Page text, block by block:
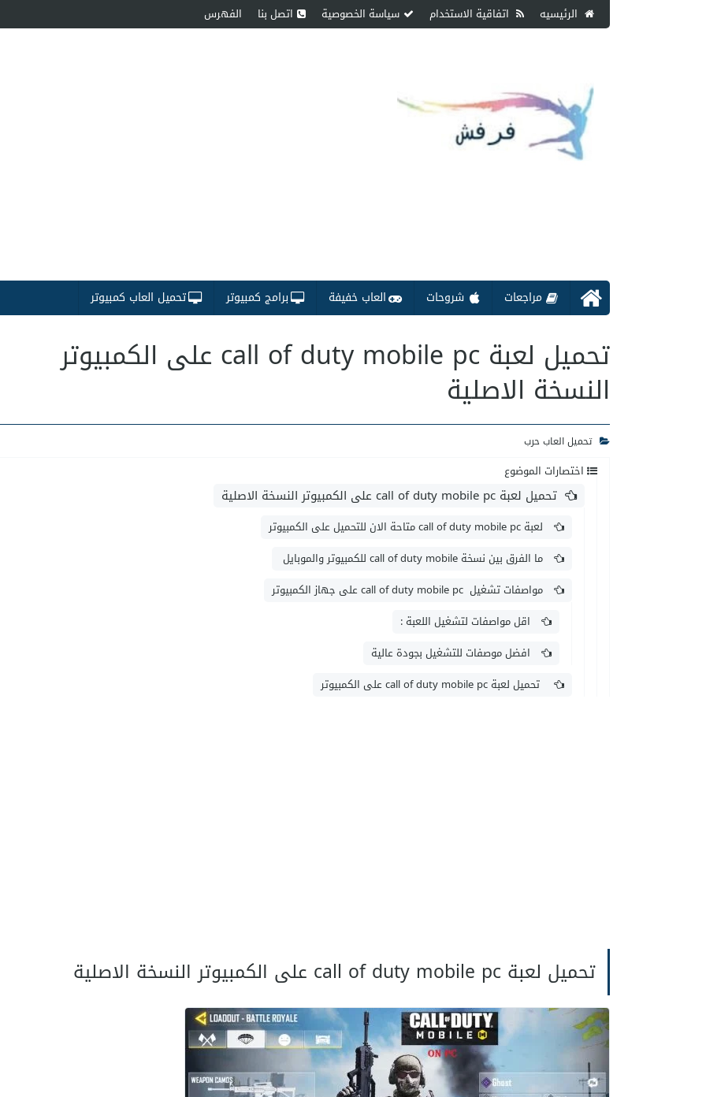
الرئيسيه اتفاقية الاستخدام سياسة الخصوصية اتصل بنا الفهرس
مراجعات شروحات العاب خفيفة برامج كمبيوتر تحميل العاب كمبيوتر
تحميل لعبة call of duty mobile pc على الكمبيوتر
النسخة الاصلية
تحميل العاب حرب
اختصارات الموضوع
تحميل لعبة call of duty mobile pc على الكمبيوتر النسخة الاصلية
لعبة call of duty mobile pc متاحة الان للتحميل على الكمبيوتر
ما الفرق بين نسخة call of duty mobile للكمبيوتر والموبايل
مواصفات تشغيل call of duty mobile pc على جهاز الكمبيوتر
اقل مواصفات لتشغيل اللعبة :
افضل موصفات للتشغيل بجودة عالية
تحميل لعبة call of duty mobile pc على الكمبيوتر
تحميل لعبة call of duty mobile pc على الكمبيوتر النسخة الاصلية